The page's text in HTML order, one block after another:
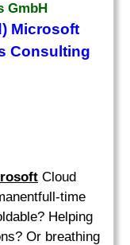
GmbH
Microsoft
Consulting
Cloud
time
Helping
Or breathing